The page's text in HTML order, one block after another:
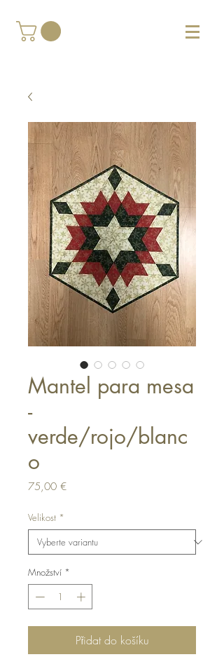
Mantel para mesa
-
verde/rojo/blanc
o
75,00 €Cena
Velikost *
Množství *
Přidat do košíku